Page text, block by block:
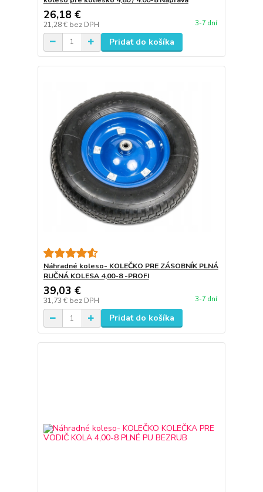
26,18 €
21,28 € bez DPH 3-7 dní
Pridať do košíka
Náhradné koleso- KOLEČKO PRE ZÁSOBNÍK PLNÁ
RUČNÁ KOLESA 4,00-8 -PROFI
39,03 €
31,73 € bez DPH 3-7 dní
Pridať do košíka